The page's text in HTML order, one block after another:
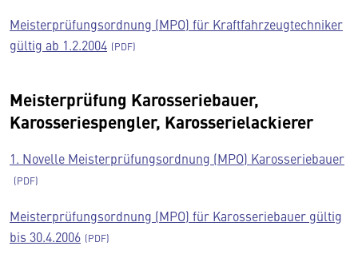
Meisterprüfungsordnung (MPO) für Kraftfahrzeugtechniker
gültig ab 1.2.2004
Meisterprüfung Karosseriebauer,
Karosseriespengler, Karosserielackierer
1. Novelle Meisterprüfungsordnung (MPO) Karosseriebauer
Meisterprüfungsordnung (MPO) für Karosseriebauer gültig
bis 30.4.2006